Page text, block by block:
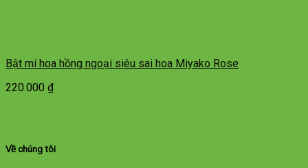
Bật mí hoa hồng ngoại siêu sai hoa Miyako Rose
220.000 ₫
Về chúng tôi